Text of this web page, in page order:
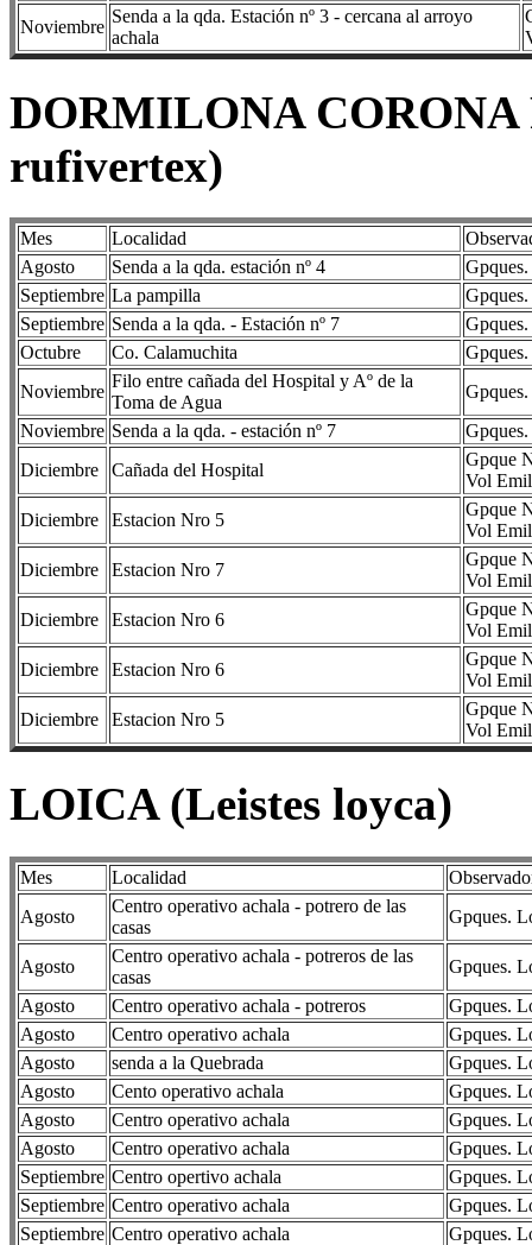
Noviembre
Senda a la qda. Estación nº 3 - cercana al arroyo
achala
DORMILONA CORONA
rufivertex)
Mes Localidad
Agosto
Senda a la qda. estación nº 4
Septiembre La pampilla
Septiembre Senda a la qda. - Estación nº 7
Octubre
Co. Calamuchita
Noviembre
Filo entre cañada del Hospital y Aº de la
Toma de Agua
Noviembre Senda a la qda. - estación nº 7
Diciembre
Cañada del Hospital
Gpque
Vol
Diciembre
Estacion Nro 5
Gpque
Vol
Diciembre
Estacion Nro 7
Gpque
Vol
Diciembre
Estacion Nro 6
Gpque
Vol
Diciembre
Estacion Nro 6
Gpque
Vol
Diciembre
Estacion Nro 5
Gpque
Vol
LOICA (Leistes loyca)
Mes Localidad
Agosto
Centro operativo achala - potrero de las
casas
Gpques.
Agosto
Centro operativo achala - potreros de las
casas
Gpques.
Agosto
Centro operativo achala - potreros
Gpques.
Agosto
Centro operativo achala
Gpques.
Agosto
senda a la Quebrada
Gpques.
Agosto
Cento operativo achala
Gpques.
Agosto
Centro operativo achala
Gpques.
Agosto
Centro operativo achala
Gpques.
Septiembre Centro opertivo achala
Gpques.
Septiembre Centro operativo achala
Gpques.
Septiembre Centro operativo achala
Gpques.